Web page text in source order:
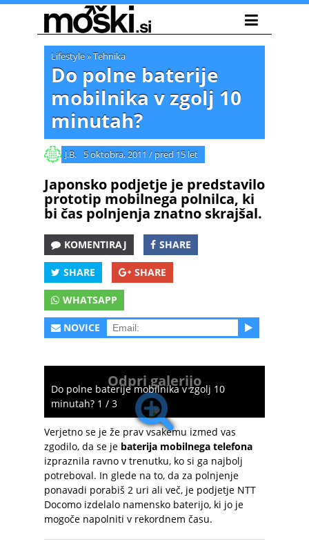
Lifestyle»Tehnika
Do polne baterije
mobilnika v zgolj 10
minutah?
J.B. 5 oktobra, 2011 / pred 15 let
Japonsko podjetje je predstavilo
prototip mobilnega polnilca, ki
bi čas polnjenja znatno skrajšal.
KOMENTIRAJ SHARE
SHARE SHARE
WHATSAPP
NOVICE
Odpri galerijo
Do polne baterije mobilnika v zgolj 10
minutah? 1 / 3
Verjetno se je že prav vsakemu izmed vas
zgodilo, da se je baterija mobilnega telefona
izpraznila ravno v trenutku, ko si ga najbolj
potreboval. In glede na to, da za polnjenje
ponavadi porabiš 2 uri ali več, je podjetje NTT
Docomo izdelalo namensko baterijo, ki jo je
mogoče napolniti v rekordnem času.